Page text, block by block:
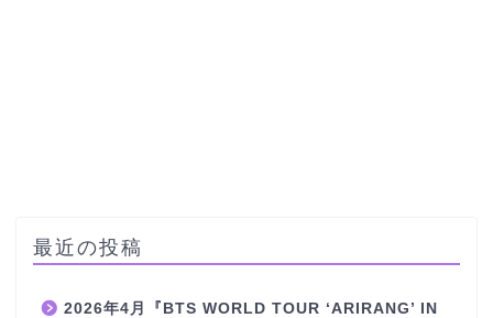
最近の投稿
2026年4月『BTS WORLD TOUR ‘ARIRANG’ IN